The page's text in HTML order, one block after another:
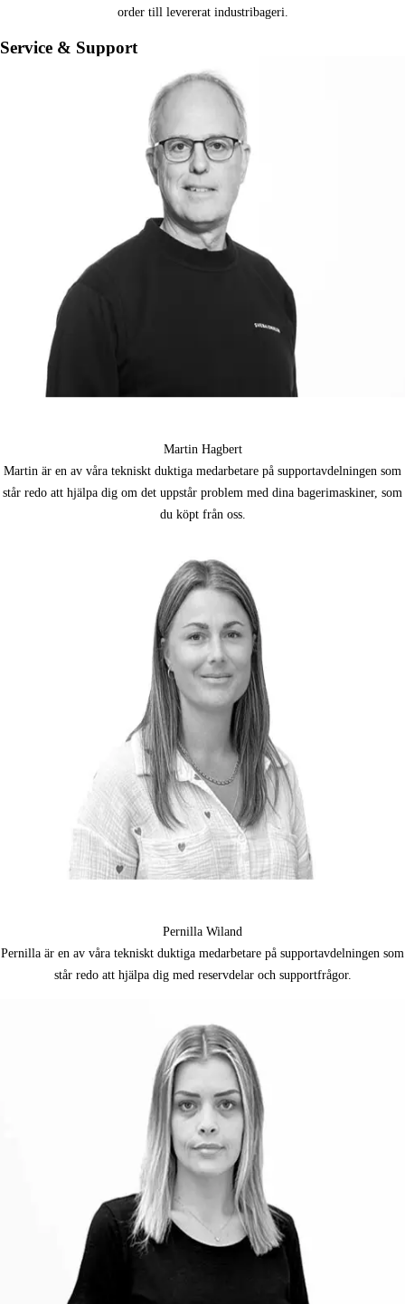
order till levererat industribageri.
Service & Support
Martin Hagbert
Martin är en av våra tekniskt duktiga medarbetare på supportavdelningen som
står redo att hjälpa dig om det uppstår problem med dina bagerimaskiner, som
du köpt från oss.
Pernilla Wiland
Pernilla är en av våra tekniskt duktiga medarbetare på supportavdelningen som
står redo att hjälpa dig med reservdelar och supportfrågor.